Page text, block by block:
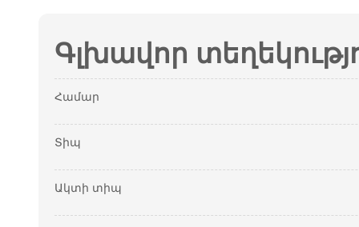
Գլխավոր
Համար
Տիպ
Ակտի տիպ